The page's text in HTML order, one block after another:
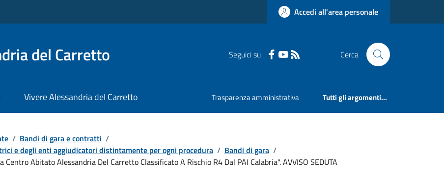
Accedi all'area personale
del Carretto Seguici su Cerca
Vivere Alessandria del Carretto Trasparenza amministrativa Tutti gli argomenti...
/ Bandi di gara e contratti /
e degli enti aggiudicatori distintamente per ogni procedura / Bandi di gara /
Abitato Alessandria Del Carretto Classificato A Rischio R4 Dal PAI Calabria". AVVISO SEDUTA